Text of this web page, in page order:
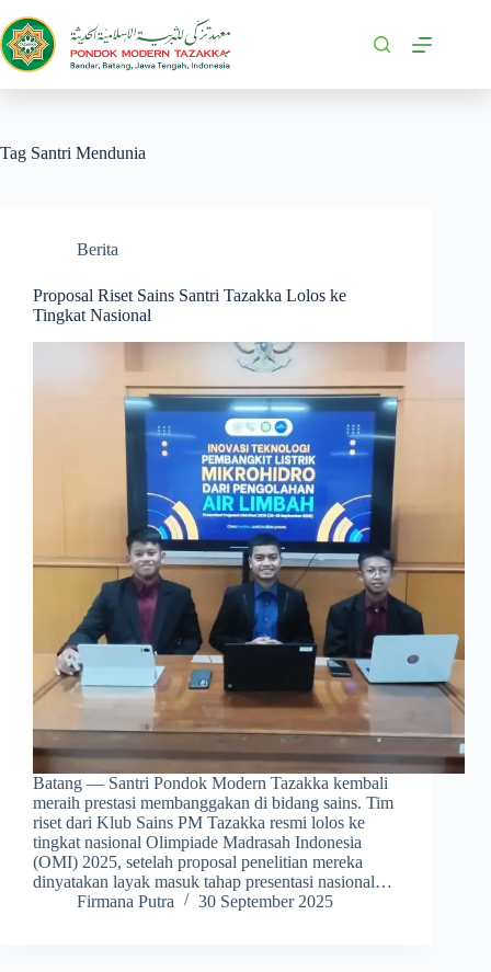
Tag Santri Mendunia
Berita
Proposal Riset Sains Santri Tazakka Lolos ke
Tingkat Nasional
Batang — Santri Pondok Modern Tazakka kembali
meraih prestasi membanggakan di bidang sains. Tim
riset dari Klub Sains PM Tazakka resmi lolos ke
tingkat nasional Olimpiade Madrasah Indonesia
(OMI) 2025, setelah proposal penelitian mereka
dinyatakan layak masuk tahap presentasi nasional…
Firmana Putra
30 September 2025